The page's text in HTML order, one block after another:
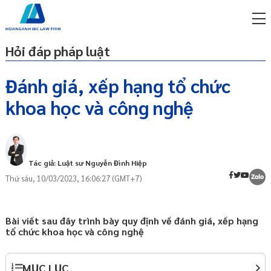
Hỏi đáp pháp luật
Đánh giá, xếp hạng tổ chức
khoa học và công nghệ
Tác giả: Luật sư Nguyễn Đình Hiệp
Thứ sáu, 10/03/2023, 16:06:27 (GMT+7)
Bài viết sau đây trình bày quy định về đánh giá, xếp hạng
tổ chức khoa học và công nghệ
MỤC LỤC
Khoa học là gì?
Tổ chức khoa học và công nghệ là gì?
Đánh giá tổ chức khoa học và công
nghệ là gì?
phí qua zalo
sư trực tuyến online
ty/doanh nghiệp
gói
phí qua zalo
ty/doanh nghiệp
gói
ty/doanh nghiệp
gói